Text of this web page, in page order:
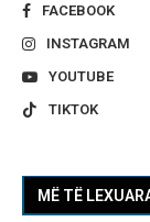
FACEBOOK
INSTAGRAM
YOUTUBE
TIKTOK
MË TË